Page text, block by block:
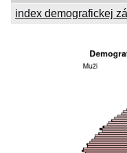
index demografickej